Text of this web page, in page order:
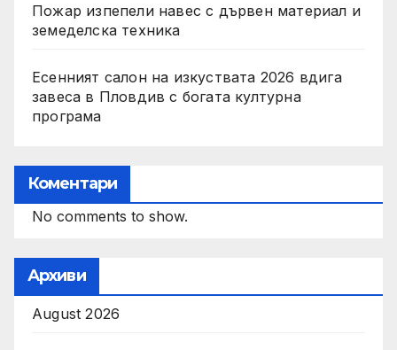
Пожар изпепели навес с дървен материал и
земеделска техника
Есенният салон на изкуствата 2026 вдига
завеса в Пловдив с богата културна
програма
Коментари
No comments to show.
Архиви
August 2026